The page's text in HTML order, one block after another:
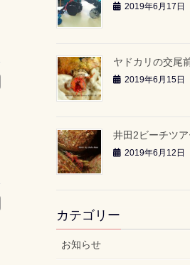
2019年6月17日
ヤドカリの交尾
2019年6月15日
井田2ビーチツア
2019年6月12日
カテゴリー
お知らせ